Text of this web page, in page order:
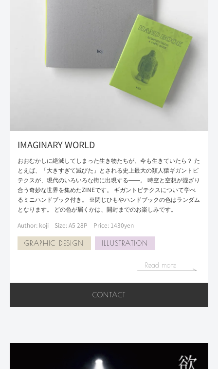
IMAGINARY WORLD
おおむかしに絶滅してしまった生き物たちが、今も生きていたら？ た
とえば、「大きすぎて滅びた」とされる史上最大の類人猿ギガントピ
テクスが、現代のいろいろな街に出現する——。 時空と空想が混ざり
合う奇妙な世界を集めたZINEです。 ギガントピテクスについて学べ
るミニハンドブック付き。 ※閉じひもやハンドブックの色はランダム
となります。 どの色が届くかは、開封までのお楽しみです。
Author: koji
Size: A5 28P Price: 1430yen
GRAPHIC DESIGN ILLUSTRATION
Read more
CONTACT